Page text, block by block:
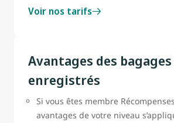
Voir nos tarifs
Avantages des bagages
enregistrés
Si vous êtes membre
avantages de votre niveau